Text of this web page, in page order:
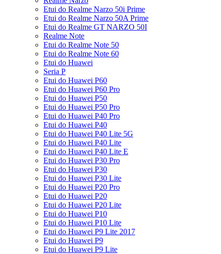
Etui do Realme Narzo 50i Prime
Etui do Realme Narzo 50A Prime
Etui do Realme GT NARZO 50I
Realme Note
Etui do Realme Note 50
Etui do Realme Note 60
Etui do Huawei
Seria P
Etui do Huawei P60
Etui do Huawei P60 Pro
Etui do Huawei P50
Etui do Huawei P50 Pro
Etui do Huawei P40 Pro
Etui do Huawei P40
Etui do Huawei P40 Lite 5G
Etui do Huawei P40 Lite
Etui do Huawei P40 Lite E
Etui do Huawei P30 Pro
Etui do Huawei P30
Etui do Huawei P30 Lite
Etui do Huawei P20 Pro
Etui do Huawei P20
Etui do Huawei P20 Lite
Etui do Huawei P10
Etui do Huawei P10 Lite
Etui do Huawei P9 Lite 2017
Etui do Huawei P9
Etui do Huawei P9 Lite